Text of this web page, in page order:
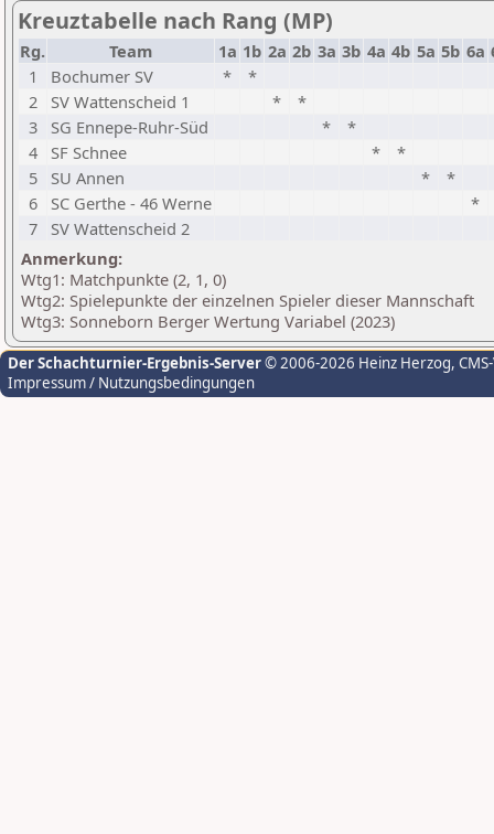
Kreuztabelle nach Rang (MP)
Rg. Team 1a 1b 2a 2b 3a 3b 4a 4b 5a 5b 6a
1
Bochumer SV *
*
2
SV Wattenscheid 1 *
*
3
SG Ennepe-Ruhr-Süd *
*
4
SF Schnee *
*
5
SU Annen *
*
6
SC Gerthe - 46 Werne *
7
SV Wattenscheid 2
Anmerkung:
Wtg1: Matchpunkte (2, 1, 0)
Wtg2: Spielepunkte der einzelnen Spieler dieser Mannschaft
Wtg3: Sonneborn Berger Wertung Variabel (2023)
Der Schachturnier-Ergebnis-Server© 2006-2026 Heinz Herzog,
Impressum / Nutzungsbedingungen